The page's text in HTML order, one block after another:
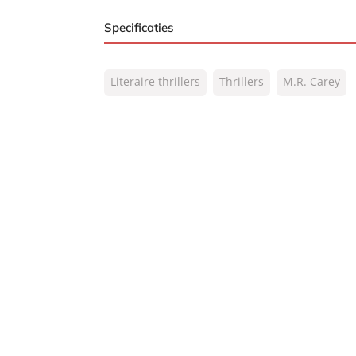
Specificaties
NUR:
305
Literaire thrillers Thrillers M.R. Carey